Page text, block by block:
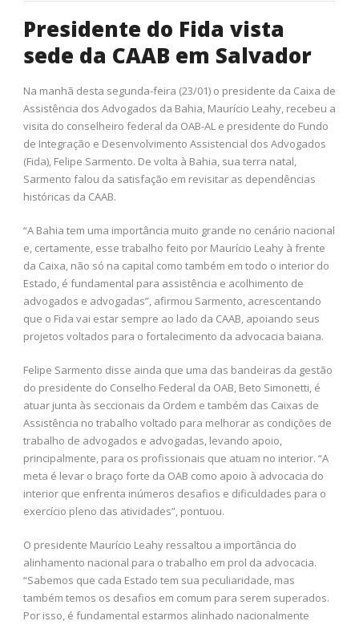
Presidente do Fida vista
sede da CAAB em Salvador
Na manhã desta segunda-feira (23/01) o presidente da Caixa de
Assistência dos Advogados da Bahia, Maurício Leahy, recebeu a
visita do conselheiro federal da OAB-AL e presidente do Fundo
de Integração e Desenvolvimento Assistencial dos Advogados
(Fida), Felipe Sarmento. De volta à Bahia, sua terra natal,
Sarmento falou da satisfação em revisitar as dependências
históricas da CAAB.
“A Bahia tem uma importância muito grande no cenário nacional
e, certamente, esse trabalho feito por Maurício Leahy à frente
da Caixa, não só na capital como também em todo o interior do
Estado, é fundamental para assistência e acolhimento de
advogados e advogadas”, afirmou Sarmento, acrescentando
que o Fida vai estar sempre ao lado da CAAB, apoiando seus
projetos voltados para o fortalecimento da advocacia baiana.
Felipe Sarmento disse ainda que uma das bandeiras da gestão
do presidente do Conselho Federal da OAB, Beto Simonetti, é
atuar junta às seccionais da Ordem e também das Caixas de
Assistência no trabalho voltado para melhorar as condições de
trabalho de advogados e advogadas, levando apoio,
principalmente, para os profissionais que atuam no interior. “A
meta é levar o braço forte da OAB como apoio à advocacia do
interior que enfrenta inúmeros desafios e dificuldades para o
exercício pleno das atividades”, pontuou.
O presidente Maurício Leahy ressaltou a importância do
alinhamento nacional para o trabalho em prol da advocacia.
“Sabemos que cada Estado tem sua peculiaridade, mas
também temos os desafios em comum para serem superados.
Por isso, é fundamental estarmos alinhado nacionalmente